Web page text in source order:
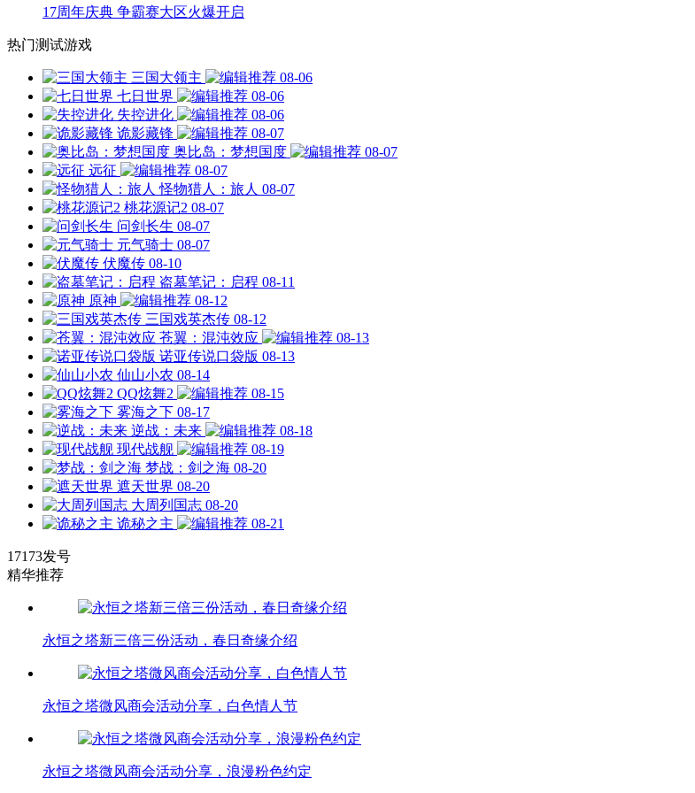
17周年庆典 争霸赛大区火爆开启
热门测试游戏
三国大领主
08-06
七日世界
08-06
失控进化
08-06
诡影藏锋
08-07
奥比岛：梦想国度
08-07
远征
08-07
怪物猎人：旅人 08-07
桃花源记2 08-07
问剑长生 08-07
元气骑士 08-07
伏魔传 08-10
盗墓笔记：启程 08-11
原神
08-12
三国戏英杰传 08-12
苍翼：混沌效应
08-13
诺亚传说口袋版 08-13
仙山小农 08-14
QQ炫舞2
08-15
雾海之下 08-17
逆战：未来
08-18
现代战舰
08-19
梦战：剑之海 08-20
遮天世界 08-20
大周列国志 08-20
诡秘之主
08-21
17173发号
精华推荐
永恒之塔新三倍三份活动，春日奇缘介绍
永恒之塔微风商会活动分享，白色情人节
永恒之塔微风商会活动分享，浪漫粉色约定